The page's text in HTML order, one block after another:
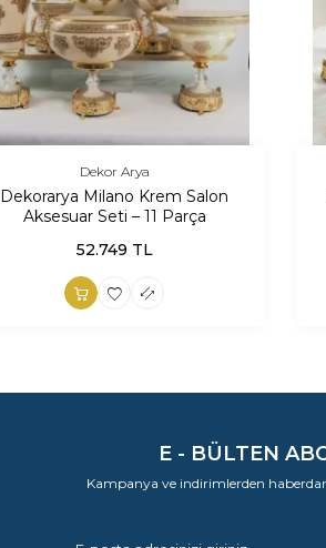
Dekor Arya
Dekorarya Milano Krem Salon
Aksesuar Seti – 11 Parça
52.749 TL
E - BÜLTEN
Kampanya ve indirimlerden